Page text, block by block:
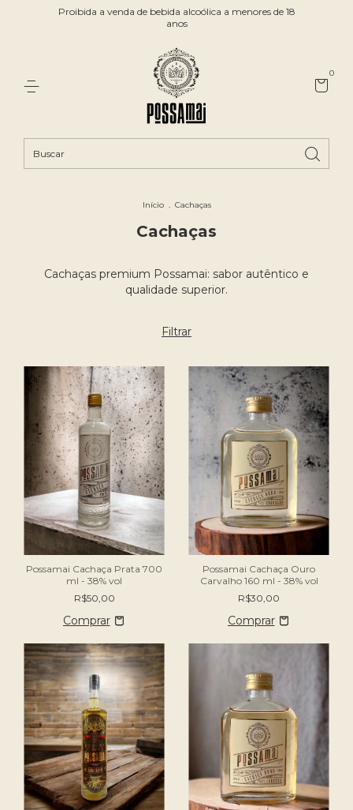
Proibida a venda de bebida alcoólica a menores de 18
anos
0
Início . Cachaças
Cachaças
Cachaças premium Possamai: sabor autêntico e
qualidade superior.
Filtrar
Possamai Cachaça Prata 700
ml - 38% vol
R$50,00
Possamai Cachaça Ouro
Carvalho 160 ml - 38% vol
R$30,00